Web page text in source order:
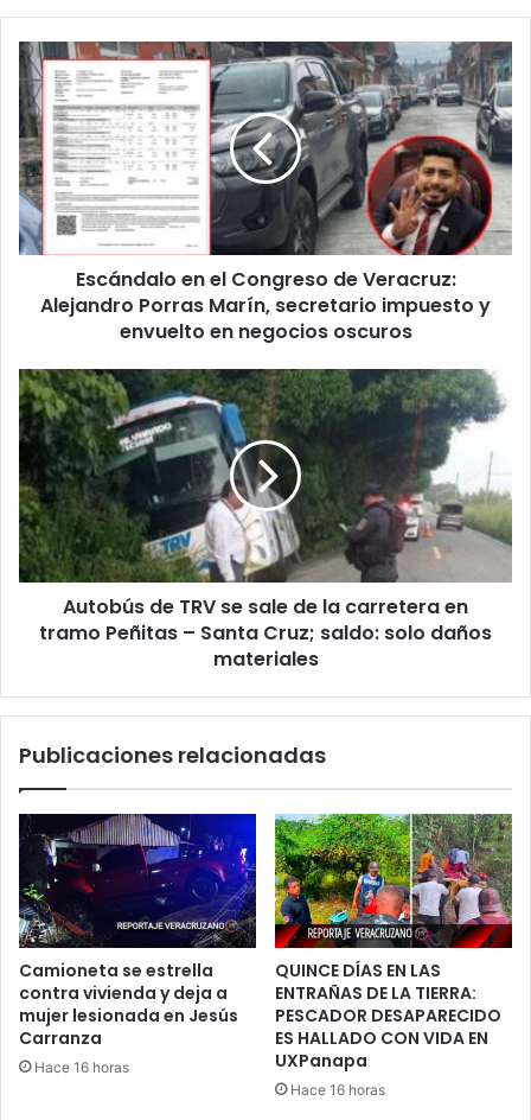
Escándalo
en
el
Congreso
de
Veracruz:
Alejandro
Porras
Marín,
secretario
impuesto
en
negocios
oscuros
Escándalo en el Congreso de Veracruz:
Alejandro Porras Marín, secretario impuesto y
envuelto en negocios oscuros
Autobús
de
TRV
sale
de
la
carretera
en
Peñitas
Cruz;
solo
Autobús de TRV se sale de la carretera en
tramo Peñitas – Santa Cruz; saldo: solo daños
materiales
Publicaciones relacionadas
Camioneta se estrella
contra vivienda y deja a
mujer lesionada en Jesús
Carranza
Hace 16 horas
QUINCE DÍAS EN LAS
ENTRAÑAS DE LA TIERRA:
PESCADOR DESAPARECIDO
ES HALLADO CON VIDA EN
UXPanapa
Hace 16 horas